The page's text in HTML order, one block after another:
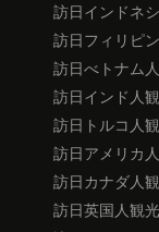
訪日インドネ
訪日フィリピ
訪日べトナム
訪日インド人
訪日トルコ人
訪日アメリカ
訪日カナダ人
訪日英国人観